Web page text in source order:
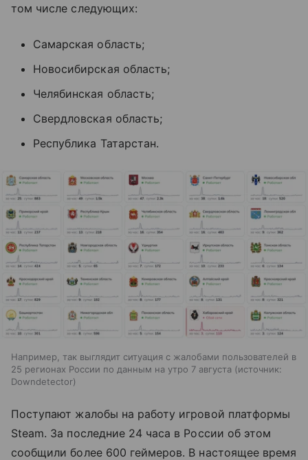
том числе следующих:
Самарская область;
Новосибирская область;
Челябинская область;
Свердловская область;
Республика Татарстан.
Например, так выглядит ситуация с жалобами пользователей в
25 регионах России по данным на утро 7 августа
источник:
Downdetector
Поступают жалобы на работу игровой платформы
Steam. За последние 24 часа в России об этом
сообщили более 600 геймеров. В настоящее время